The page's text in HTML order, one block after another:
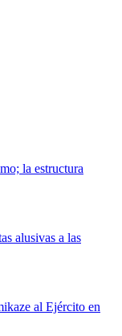
la estructura
alusivas a las
al Ejército en